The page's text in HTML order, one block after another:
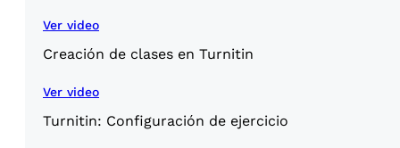
Ver video
Creación de clases en Turnitin
Ver video
Turnitin: Configuración de ejercicio